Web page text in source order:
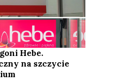
Hebe.
na szczycie